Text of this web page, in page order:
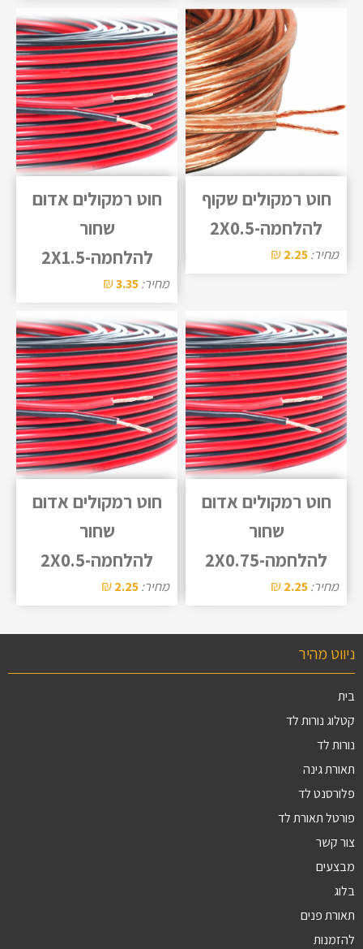
חוט רמקולים שקוף
להלחמה-2X0.5
מחיר:2.25
₪
חוט רמקולים אדום
שחור
להלחמה-2X1.5
מחיר:3.35
₪
חוט רמקולים אדום
שחור
להלחמה-2X0.75
מחיר:2.25
₪
חוט רמקולים אדום
שחור
להלחמה-2X0.5
מחיר:2.25
₪
ניווט מהיר
בית
קטלוג נורות לד
נורות לד
תאורת גינה
פלורסנט לד
פורטל תאורת לד
צור קשר
מבצעים
בלוג
תאורת פנים
להזמנות